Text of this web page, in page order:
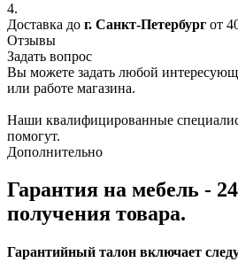
4.
Доставка до г. Санкт-Петербург от
Отзывы
Задать вопрос
Вы можете задать любой
или работе магазина.
Наши квалифицированные
помогут.
Дополнительно
Гарантия на мебель -
получения товара.
Гарантийный талон включает